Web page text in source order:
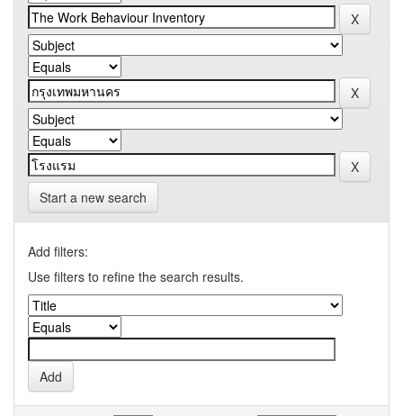
Start a new search
Add filters:
Use filters to refine the search results.